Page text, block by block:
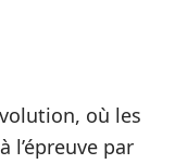
où les
l’épreuve par